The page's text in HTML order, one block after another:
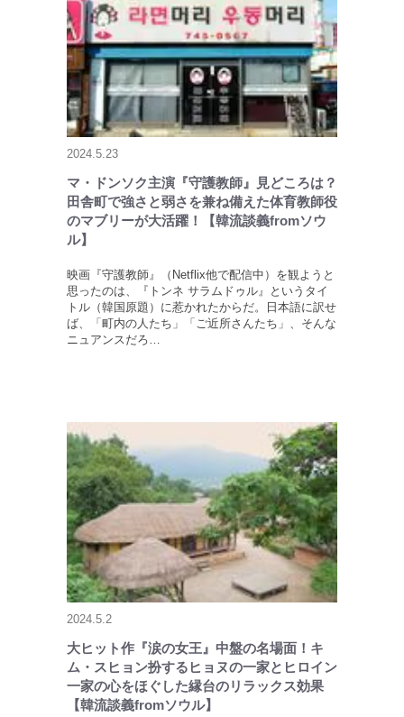
2024.5.23
マ・ドンソク主演『守護教師』見どころは？
田舎町で強さと弱さを兼ね備えた体育教師役
のマブリーが大活躍！【韓流談義fromソウ
ル】
映画『守護教師』（Netflix他で配信中）を観ようと
思ったのは、『トンネ サラムドゥル』というタイ
トル（韓国原題）に惹かれたからだ。日本語に訳せ
ば、「町内の人たち」「ご近所さんたち」、そんな
ニュアンスだろ…
2024.5.2
大ヒット作『涙の女王』中盤の名場面！キ
ム・スヒョン扮するヒョヌの一家とヒロイン
一家の心をほぐした縁台のリラックス効果
【韓流談義fromソウル】